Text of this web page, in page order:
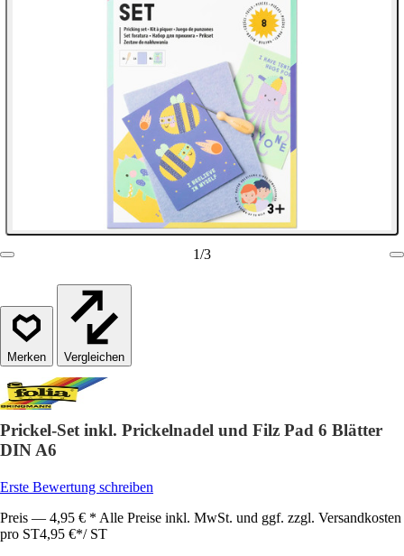
1/3
Vergleichen
Prickel-Set inkl. Prickelnadel und Filz Pad 6 Blätter
DIN A6
Erste Bewertung schreiben
Preis — 4,95 € * Alle Preise inkl. MwSt. und ggf. zzgl. Versandkosten
pro ST4,95 €*/ ST